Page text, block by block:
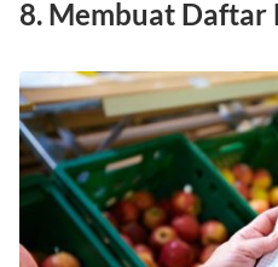
8. Membuat Daftar